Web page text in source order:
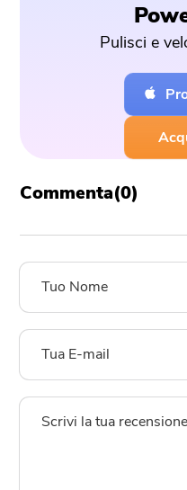
Pulisci e
Commenta(0)